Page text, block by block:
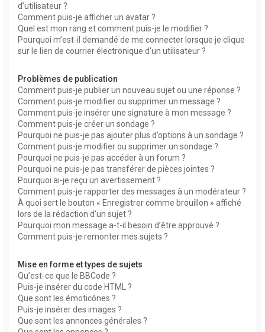
d’utilisateur ?
Comment puis-je afficher un avatar ?
Quel est mon rang et comment puis-je le modifier ?
Pourquoi m’est-il demandé de me connecter lorsque je clique
sur le lien de courrier électronique d’un utilisateur ?
Problèmes de publication
Comment puis-je publier un nouveau sujet ou une réponse ?
Comment puis-je modifier ou supprimer un message ?
Comment puis-je insérer une signature à mon message ?
Comment puis-je créer un sondage ?
Pourquoi ne puis-je pas ajouter plus d’options à un sondage ?
Comment puis-je modifier ou supprimer un sondage ?
Pourquoi ne puis-je pas accéder à un forum ?
Pourquoi ne puis-je pas transférer de pièces jointes ?
Pourquoi ai-je reçu un avertissement ?
Comment puis-je rapporter des messages à un modérateur ?
À quoi sert le bouton « Enregistrer comme brouillon » affiché
lors de la rédaction d’un sujet ?
Pourquoi mon message a-t-il besoin d’être approuvé ?
Comment puis-je remonter mes sujets ?
Mise en forme et types de sujets
Qu’est-ce que le BBCode ?
Puis-je insérer du code HTML ?
Que sont les émoticônes ?
Puis-je insérer des images ?
Que sont les annonces générales ?